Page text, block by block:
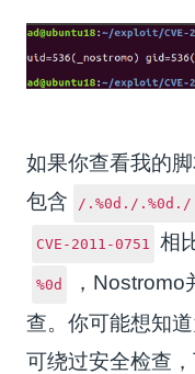
如果你查看我的
包含
/.%0d./
CVE-2011-0751 相
%0d
，
查。你可能想知
可绕过安全检查